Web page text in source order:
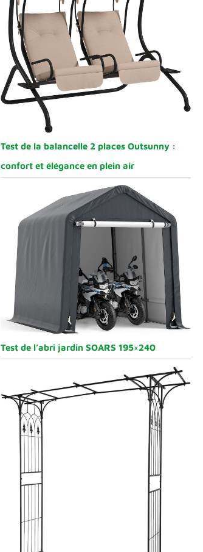
Test de la balancelle 2 places Outsunny :
confort et élégance en plein air
Test de l’abri jardin SOARS 195×240